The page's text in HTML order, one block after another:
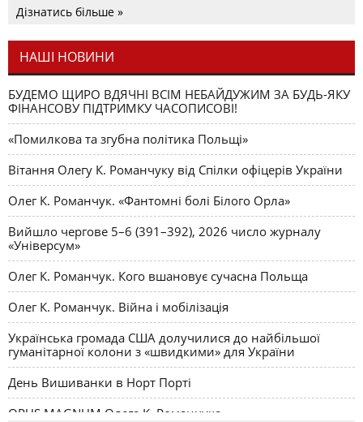
Дізнатись більше »
НАШІ НОВИНИ
БУДЕМО ЩИРО ВДЯЧНІ ВСІМ НЕБАЙДУЖИМ ЗА БУДЬ-ЯКУ
ФІНАНСОВУ ПІДТРИМКУ ЧАСОПИСОВІ!
«Помилкова та згубна політика Польщі»
Вітання Олегу К. Романчуку від Спілки офіцерів України
Олег К. Романчук. «Фантомні болі Білого Орла»
Вийшло чергове 5–6 (391–392), 2026 число журналу
«Універсум»
Олег К. Романчук. Кого вшановує сучасна Польща
Олег К. Романчук. Війна і мобілізація
Українська громада США долучилися до найбільшої
гуманітарної колони з «швидкими» для України
День Вишиванки в Норт Порті
OPUS MAGNUM Олега К. Романчука